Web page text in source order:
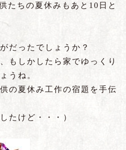
たちの夏休みもあと10日と
だったでしょうか？
もしかしたら家でゆっくり
うね。
の夏休み工作の宿題を手伝
たけど・・・）